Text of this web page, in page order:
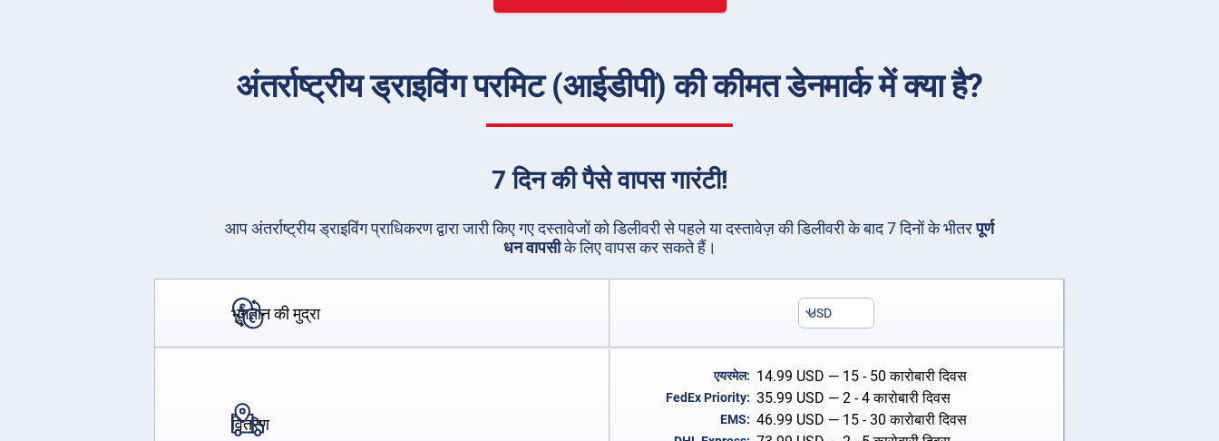
अंतर्राष्ट्रीय ड्राइविंग परमिट (आईडीपी) की कीमत डेनमार्क में क्या है?
7 दिन की पैसे वापस गारंटी!
आप अंतर्राष्ट्रीय ड्राइविंग प्राधिकरण द्वारा जारी किए गए दस्तावेजों को डिलीवरी से पहले या दस्तावेज़ की डिलीवरी के बाद 7 दिनों के भीतरपूर्ण
धन वापसीके लिए वापस कर सकते हैं।
भुगतान की मुद्रा USD
वितरण
एयरमेल: 14.99 USD — 15 - 50 कारोबारी दिवस
FedEx Priority: 35.99 USD — 2 - 4 कारोबारी दिवस
EMS: 46.99 USD — 15 - 30 कारोबारी दिवस